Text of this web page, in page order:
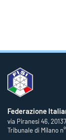
Federazione
via Piranesi 46,
Tribunale di Milano